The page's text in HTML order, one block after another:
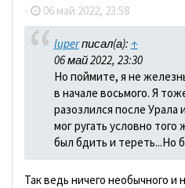
- 06 май 2022, 23:58
luperписал(а): ↑
06 май 2022, 23:30
Но поймите, я не
в начале восьмого. Я
разозлился после Урала
мог ругать условно того
был бдить и тереть...Но
Так ведь ничего необычного и